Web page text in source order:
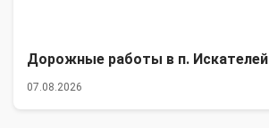
Дорожные работы в п. Искателей
07.08.2026